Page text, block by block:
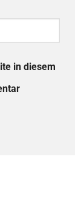
in diesem